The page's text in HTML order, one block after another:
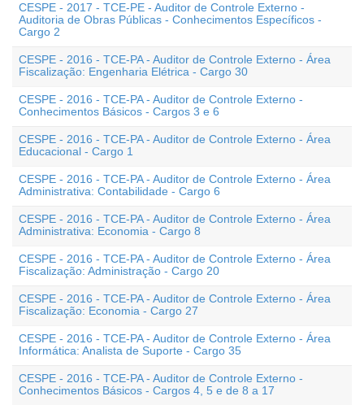
CESPE - 2017 - TCE-PE - Auditor de Controle Externo -
Auditoria de Obras Públicas - Conhecimentos Específicos -
Cargo 2
CESPE - 2016 - TCE-PA - Auditor de Controle Externo - Área
Fiscalização: Engenharia Elétrica - Cargo 30
CESPE - 2016 - TCE-PA - Auditor de Controle Externo -
Conhecimentos Básicos - Cargos 3 e 6
CESPE - 2016 - TCE-PA - Auditor de Controle Externo - Área
Educacional - Cargo 1
CESPE - 2016 - TCE-PA - Auditor de Controle Externo - Área
Administrativa: Contabilidade - Cargo 6
CESPE - 2016 - TCE-PA - Auditor de Controle Externo - Área
Administrativa: Economia - Cargo 8
CESPE - 2016 - TCE-PA - Auditor de Controle Externo - Área
Fiscalização: Administração - Cargo 20
CESPE - 2016 - TCE-PA - Auditor de Controle Externo - Área
Fiscalização: Economia - Cargo 27
CESPE - 2016 - TCE-PA - Auditor de Controle Externo - Área
Informática: Analista de Suporte - Cargo 35
CESPE - 2016 - TCE-PA - Auditor de Controle Externo -
Conhecimentos Básicos - Cargos 4, 5 e de 8 a 17